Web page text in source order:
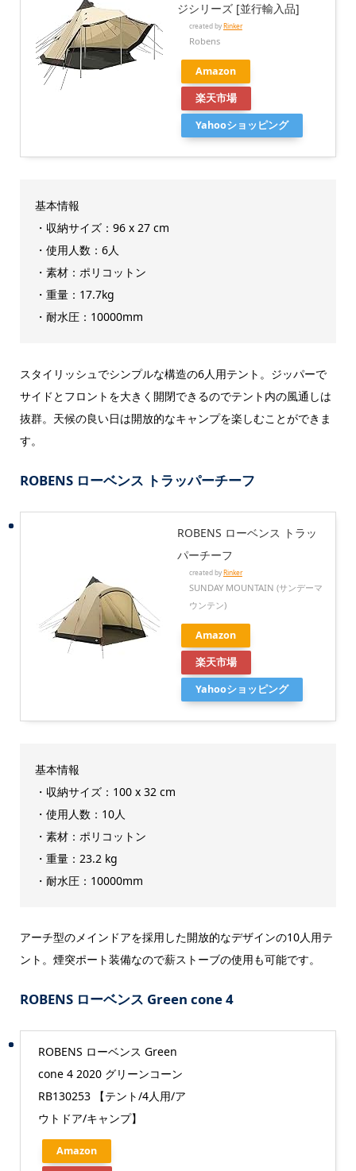
ジシリーズ [並行輸入品]
created byRinker
Robens
Amazon
楽天市場
Yahooショッピング
基本情報
・収納サイズ：96 x 27 cm
・使用人数：6人
・素材：ポリコットン
・重量：17.7kg
・耐水圧：10000mm
スタイリッシュでシンプルな構造の6人用テント。ジッパーで
サイドとフロントを大きく開閉できるのでテント内の風通しは
抜群。天候の良い日は開放的なキャンプを楽しむことができま
す。
ROBENS ローベンス トラッパーチーフ
ROBENS ローベンス トラッ
パーチーフ
created byRinker
SUNDAY MOUNTAIN (サンデーマ
ウンテン)
Amazon
楽天市場
Yahooショッピング
基本情報
・収納サイズ：100 x 32 cm
・使用人数：10人
・素材：ポリコットン
・重量：23.2 kg
・耐水圧：10000mm
アーチ型のメインドアを採用した開放的なデザインの10人用テ
ント。煙突ポート装備なので薪ストーブの使用も可能です。
ROBENS ローベンス Green cone 4
ROBENS ローベンス Green
cone 4 2020 グリーンコーン
RB130253 【テント/4人用/ア
ウトドア/キャンプ】
Amazon